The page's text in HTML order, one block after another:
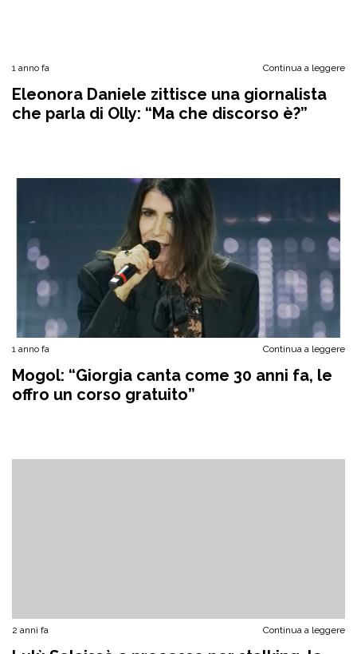
1 anno fa Continua a leggere
Eleonora Daniele zittisce una giornalista
che parla di Olly: “Ma che discorso è?”
1 anno fa Continua a leggere
Mogol: “Giorgia canta come 30 anni fa, le
offro un corso gratuito”
2 anni fa Continua a leggere